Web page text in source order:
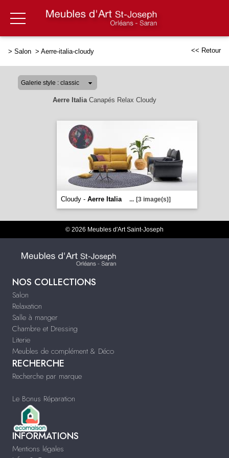
> Salon > Aerre-italia-cloudy << Retour
Aerre ItaliaCanapés Relax Cloudy
Cloudy - Aerre Italia ... [3 image(s)]
© 2026 Meubles d'Art Saint-Joseph
NOS COLLECTIONS
Salon
Relaxation
Salle à manger
Chambre et Dressing
Literie
Meubles de complément & Déco
RECHERCHE
Recherche par marque
Le Bonus Réparation
INFORMATIONS
Mentions légales